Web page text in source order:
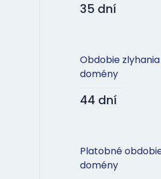
35 dní
Obdobie zlyhania
domény
44 dní
Platobné
domény